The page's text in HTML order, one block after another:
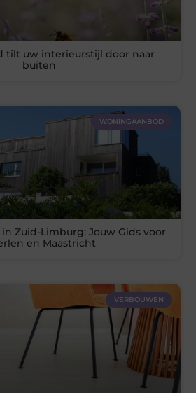
tilt uw interieurstijl door naar
buiten
WONINGAANBOD
Zuid-Limburg: Jouw Gids voor
en Maastricht
VERBOUWEN